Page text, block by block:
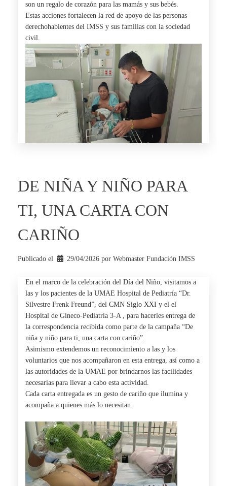
son un regalo de corazón para las mamás y sus bebés.
Estas acciones fortalecen la red de apoyo de las personas
derechohabientes del IMSS y sus familias con la sociedad
civil.
DE NIÑA Y NIÑO PARA
TI, UNA CARTA CON
CARIÑO
Publicado el 29/04/2026 por Webmaster Fundación IMSS
En el marco de la celebración del Día del Niño, visitamos a
las y los pacientes de la UMAE Hospital de Pediatría “Dr.
Silvestre Frenk Freund”, del CMN Siglo XXI y el el
Hospital de Gineco-Pediatría 3-A , para hacerles entrega de
la correspondencia recibida como parte de la campaña “De
niña y niño para ti, una carta con cariño”.
Asimismo extendemos un reconocimiento a las y los
voluntarios que nos acompañaron en esta entrega, así como a
las autoridades de la UMAE por brindarnos las facilidades
necesarias para llevar a cabo esta actividad.
Cada carta entregada es un gesto de cariño que ilumina y
acompaña a quienes más lo necesitan.